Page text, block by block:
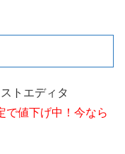
トエディタ
で値下げ中！今なら